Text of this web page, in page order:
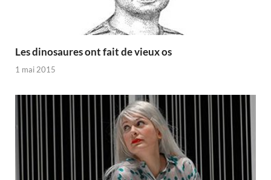
Les dinosaures ont fait de vieux os
1 mai 2015